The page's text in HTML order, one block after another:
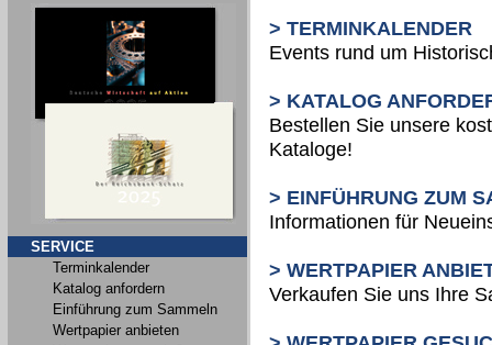
SERVICE
Terminkalender
Katalog anfordern
Einführung zum Sammeln
Wertpapier anbieten
> TERMINKALENDER
Events rund um
> KATALOG
Bestellen Sie unsere
Kataloge!
> EINFÜHRUNG ZUM
Informationen für
> WERTPAPIER
Verkaufen Sie uns Ihre